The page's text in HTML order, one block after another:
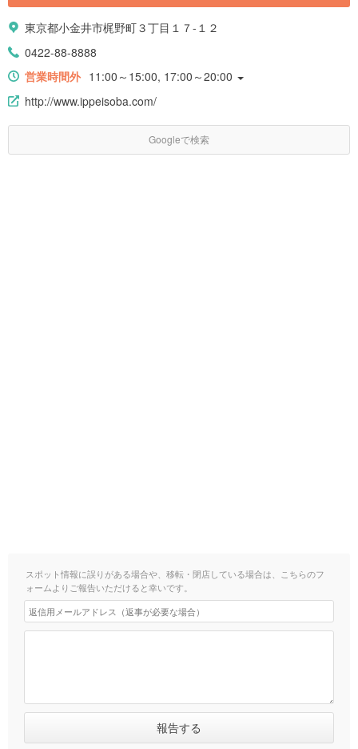
東京都小金井市梶野町３丁目１７-１２
0422-88-8888
営業時間外 11:00～15:00, 17:00～20:00
http://www.ippeisoba.com/
Googleで検索
スポット情報に誤りがある場合や、移転・閉店している場合は、こちらのフ
ォームよりご報告いただけると幸いです。